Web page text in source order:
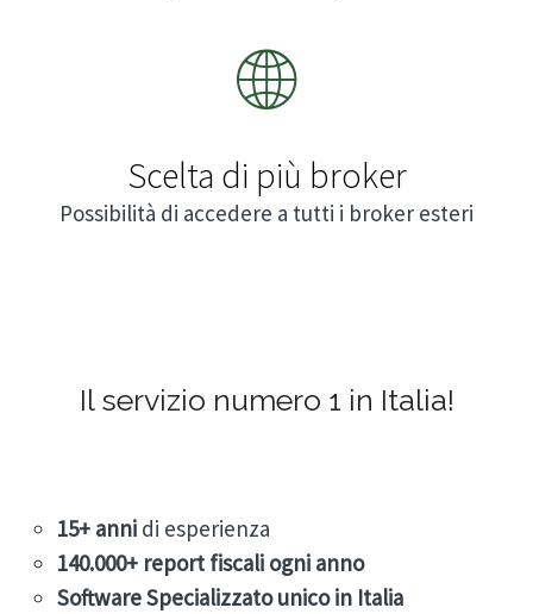
Scelta di più broker
Possibilità di accedere a tutti i broker esteri
Il servizio numero 1 in Italia!
15+ anni di esperienza
140.000+ report fiscali ogni anno
Software Specializzato unico in Italia